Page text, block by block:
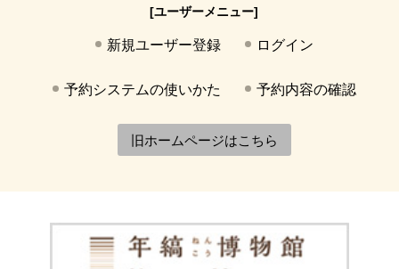
[ユーザーメニュー]
新規ユーザー登録 ログイン
予約システムの使いかた 予約内容の確認
旧ホームページはこちら